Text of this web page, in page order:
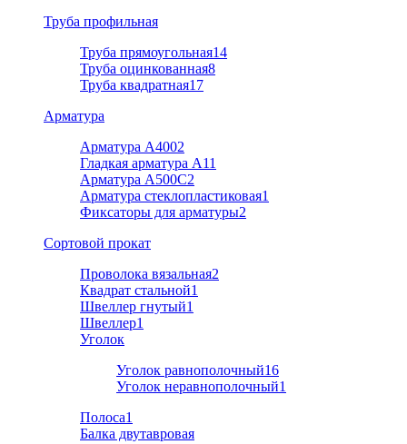
Труба профильная
Труба прямоугольная14
Труба оцинкованная8
Труба квадратная17
Арматура
Арматура А4002
Гладкая арматура А11
Арматура A500C2
Арматура стеклопластиковая1
Фиксаторы для арматуры2
Cортовой прокат
Проволока вязальная2
Квадрат стальной1
Швеллер гнутый1
Швеллер1
Уголок
Уголок равнополочный16
Уголок неравнополочный1
Полоса1
Балка двутавровая